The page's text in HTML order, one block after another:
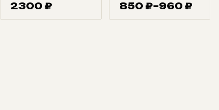
2300 ₽ 850 ₽–960 ₽
Диапазон
цен: